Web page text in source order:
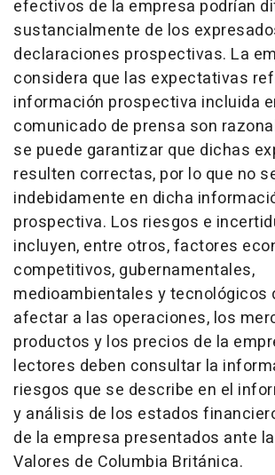
efectivos de la empresa podrían
sustancialmente de los
declaraciones prospectivas. La
considera que las expectativas
información prospectiva incluida
comunicado de prensa son
se puede garantizar que dichas
resulten correctas, por lo que no
indebidamente en dicha
prospectiva. Los riesgos e
incluyen, entre otros, factores
competitivos, gubernamentales,
medioambientales y tecnológicos
afectar a las operaciones, los
productos y los precios de la
lectores deben consultar la
riesgos que se describe en el
y análisis de los estados
de la empresa presentados ante
Valores de Columbia Británica.